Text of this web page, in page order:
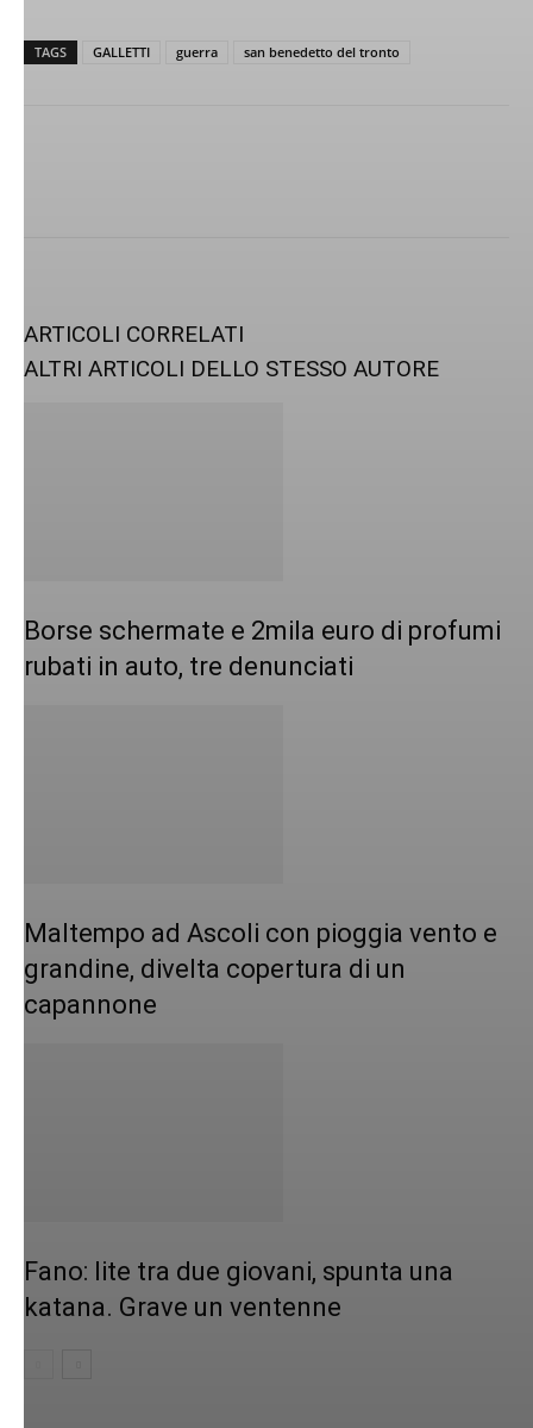
TAGS GALLETTI guerra san benedetto del tronto
ARTICOLI CORRELATI
ALTRI ARTICOLI DELLO STESSO AUTORE
Borse schermate e 2mila euro di profumi
rubati in auto, tre denunciati
Maltempo ad Ascoli con pioggia vento e
grandine, divelta copertura di un
capannone
Fano: lite tra due giovani, spunta una
katana. Grave un ventenne